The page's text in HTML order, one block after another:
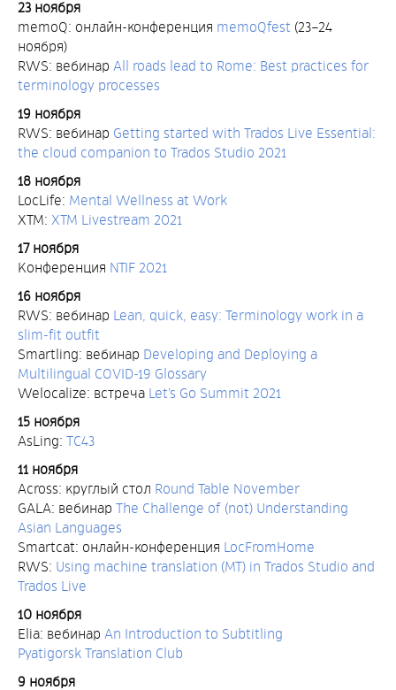
23 ноября
memoQ: онлайн-конференция memoQfest (23–24
ноября)
RWS: вебинар All roads lead to Rome: Best practices for
terminology processes
19 ноября
RWS: вебинар Getting started with Trados Live Essential:
the cloud companion to Trados Studio 2021
18 ноября
LocLife: Mental Wellness at Work
XTM: XTM Livestream 2021
17 ноября
Конференция NTIF 2021
16 ноября
RWS: вебинар
Lean, quick, easy: Terminology work in a
slim-fit outfit
Smartling: вебинар Developing and Deploying a
Multilingual COVID-19 Glossary
Welocalize: встреча
Let’s Go Summit 2021
15 ноября
AsLing: TC43
11 ноября
Across: круглый стол Round Table November
GALA: вебинар The Challenge of (not) Understanding
Asian Languages
Smartcat: онлайн-конференция
LocFromHome
RWS: Using machine translation (MT) in Trados Studio and
Trados Live
10 ноября
Elia: вебинар An Introduction to Subtitling
Pyatigorsk Translation Club
9 ноября